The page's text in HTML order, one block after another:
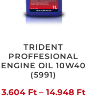
TRIDENT
PROFFESIONAL
ENGINE OIL 10W40
(5991)
3.604 Ft – 14.948 Ft